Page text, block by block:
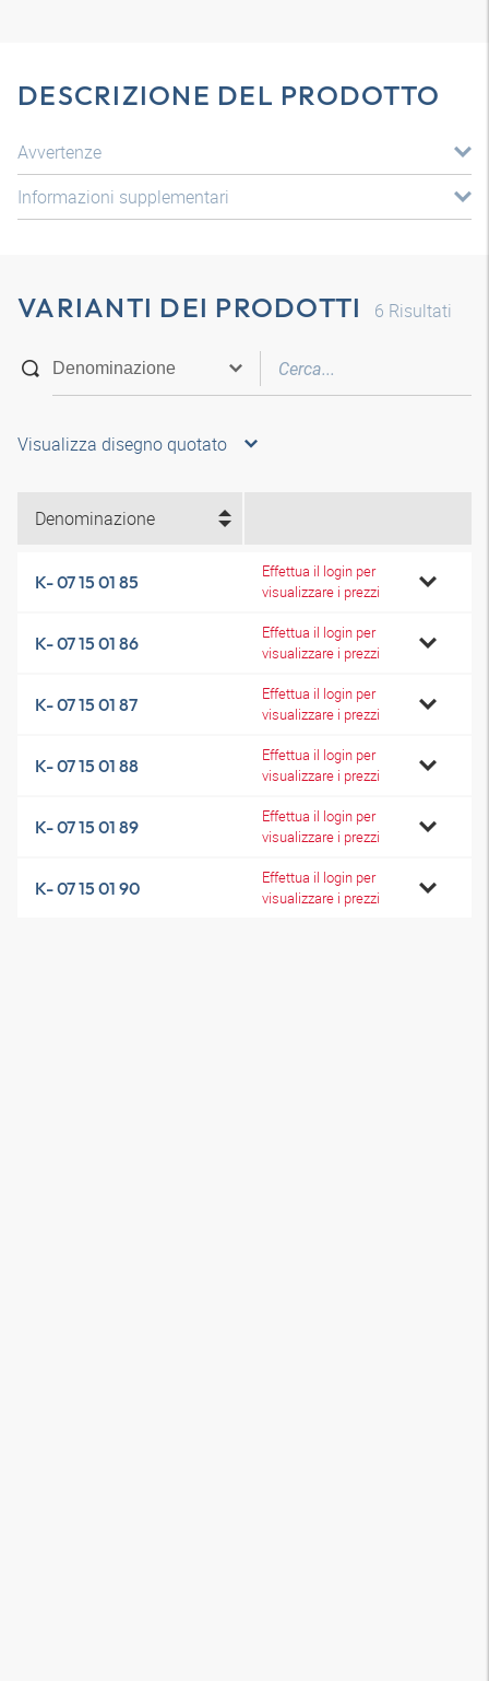
DESCRIZIONE DEL PRODOTTO
Avvertenze
Informazioni supplementari
VARIANTI DEI PRODOTTI 6 Risultati
Visualizza disegno quotato
Denominazione
K- 07 15 01 85
Effettua il login per
visualizzare i prezzi
K- 07 15 01 86
Effettua il login per
visualizzare i prezzi
K- 07 15 01 87
Effettua il login per
visualizzare i prezzi
K- 07 15 01 88
Effettua il login per
visualizzare i prezzi
K- 07 15 01 89
Effettua il login per
visualizzare i prezzi
K- 07 15 01 90
Effettua il login per
visualizzare i prezzi